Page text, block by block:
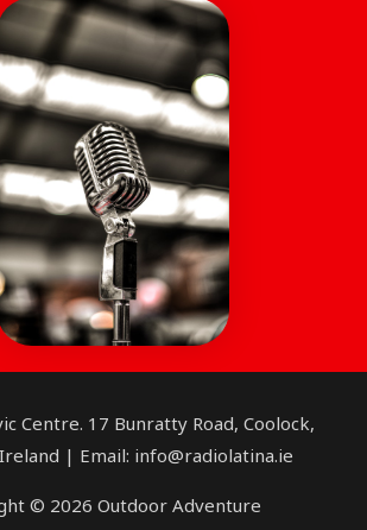
Centre. 17 Bunratty Road, Coolock,
| Email: info@radiolatina.ie
© 2026 Outdoor Adventure